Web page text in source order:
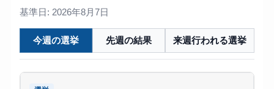
基準日: 2026年8月7日
今週の選挙 先週の結果 来週行われる選挙